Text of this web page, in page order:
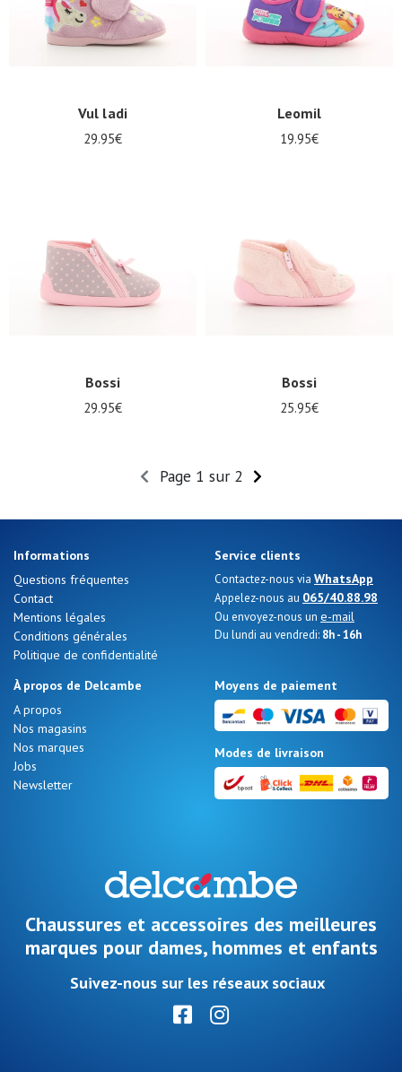
Vul ladi
29.95€
Leomil
19.95€
Bossi
29.95€
Bossi
25.95€
Page 1 sur 2
Informations
Questions fréquentes
Contact
Mentions légales
Conditions générales
Politique de confidentialité
Service clients
Contactez-nous via WhatsApp
Appelez-nous au 065/40.88.98
Ou envoyez-nous un e-mail
Du lundi au vendredi: 8h - 16h
À propos de Delcambe
A propos
Nos magasins
Nos marques
Jobs
Newsletter
Moyens de paiement
Modes de livraison
Chaussures et accessoires des meilleures
marques pour dames, hommes et enfants
Suivez-nous sur les réseaux sociaux